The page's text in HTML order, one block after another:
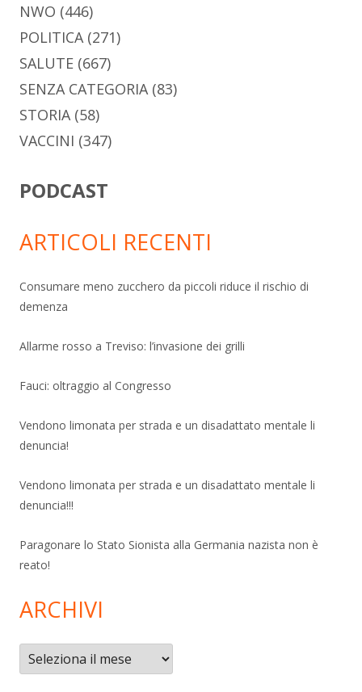
NWO (446)
POLITICA (271)
SALUTE (667)
SENZA CATEGORIA (83)
STORIA (58)
VACCINI (347)
PODCAST
ARTICOLI RECENTI
Consumare meno zucchero da piccoli riduce il rischio di
demenza
Allarme rosso a Treviso: l’invasione dei grilli
Fauci: oltraggio al Congresso
Vendono limonata per strada e un disadattato mentale li
denuncia!
Vendono limonata per strada e un disadattato mentale li
denuncia!!!
Paragonare lo Stato Sionista alla Germania nazista non è
reato!
ARCHIVI
Archivi